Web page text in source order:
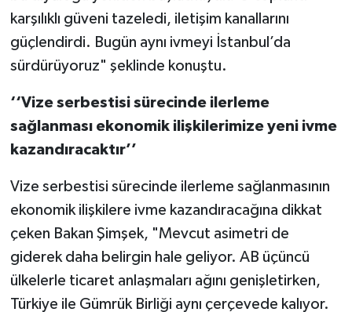
karşılıklı güveni tazeledi, iletişim kanallarını
güçlendirdi. Bugün aynı ivmeyi İstanbul’da
sürdürüyoruz" şeklinde konuştu.
‘‘Vize serbestisi sürecinde ilerleme
sağlanması ekonomik ilişkilerimize yeni ivme
kazandıracaktır’’
Vize serbestisi sürecinde ilerleme sağlanmasının
ekonomik ilişkilere ivme kazandıracağına dikkat
çeken Bakan Şimşek, "Mevcut asimetri de
giderek daha belirgin hale geliyor. AB üçüncü
ülkelerle ticaret anlaşmaları ağını genişletirken,
Türkiye ile Gümrük Birliği aynı çerçevede kalıyor.